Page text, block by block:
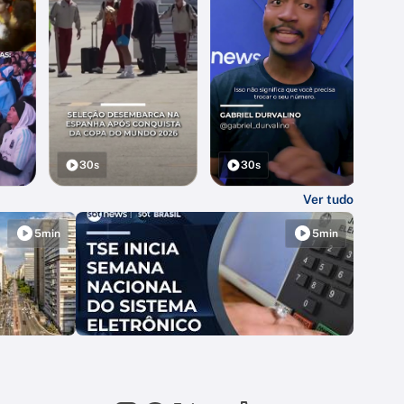
30s 30s
Ver tudo
5min 5min